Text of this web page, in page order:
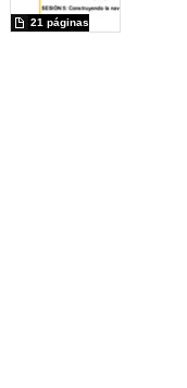
21 páginas